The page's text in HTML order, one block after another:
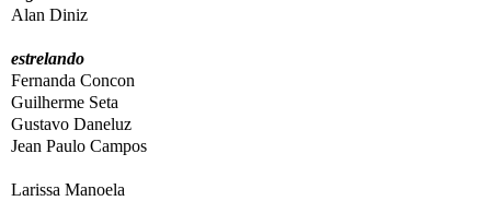
Alan Diniz
estrelando
Fernanda Concon
Guilherme Seta
Gustavo Daneluz
Jean Paulo Campos
Larissa Manoela